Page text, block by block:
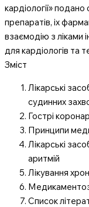
кардіології» подано
препаратів, іх
взаємодію з ліками
для кардіологів та
Зміст
Лікарські
судинних
Гострі
Принципи
Лікарські
аритмій
Лікування
Список